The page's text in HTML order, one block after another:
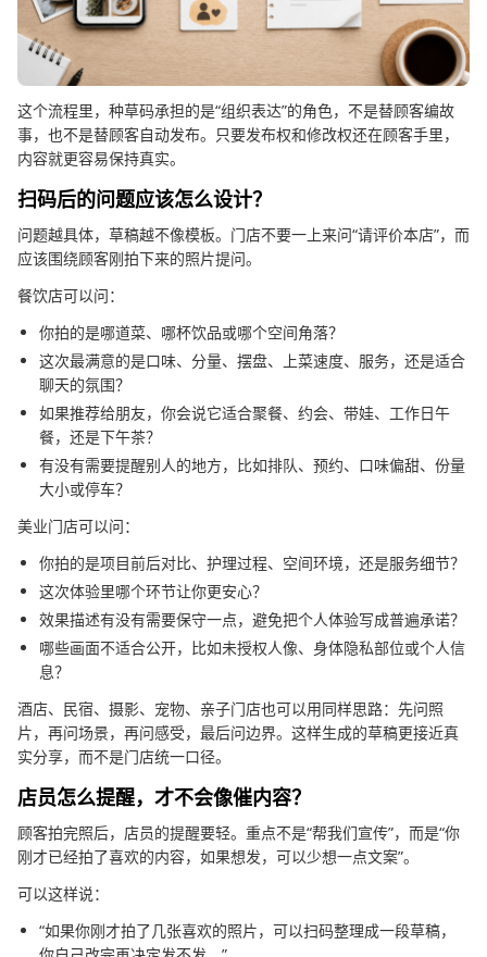
这个流程里，种草码承担的是“组织表达”的角色，不是替顾客编故
事，也不是替顾客自动发布。只要发布权和修改权还在顾客手里，
内容就更容易保持真实。
扫码后的问题应该怎么设计？
问题越具体，草稿越不像模板。门店不要一上来问“请评价本店”，而
应该围绕顾客刚拍下来的照片提问。
餐饮店可以问：
你拍的是哪道菜、哪杯饮品或哪个空间角落？
这次最满意的是口味、分量、摆盘、上菜速度、服务，还是适合
聊天的氛围？
如果推荐给朋友，你会说它适合聚餐、约会、带娃、工作日午
餐，还是下午茶？
有没有需要提醒别人的地方，比如排队、预约、口味偏甜、份量
大小或停车？
美业门店可以问：
你拍的是项目前后对比、护理过程、空间环境，还是服务细节？
这次体验里哪个环节让你更安心？
效果描述有没有需要保守一点，避免把个人体验写成普遍承诺？
哪些画面不适合公开，比如未授权人像、身体隐私部位或个人信
息？
酒店、民宿、摄影、宠物、亲子门店也可以用同样思路：先问照
片，再问场景，再问感受，最后问边界。这样生成的草稿更接近真
实分享，而不是门店统一口径。
店员怎么提醒，才不会像催内容？
顾客拍完照后，店员的提醒要轻。重点不是“帮我们宣传”，而是“你
刚才已经拍了喜欢的内容，如果想发，可以少想一点文案”。
可以这样说：
“如果你刚才拍了几张喜欢的照片，可以扫码整理成一段草稿，